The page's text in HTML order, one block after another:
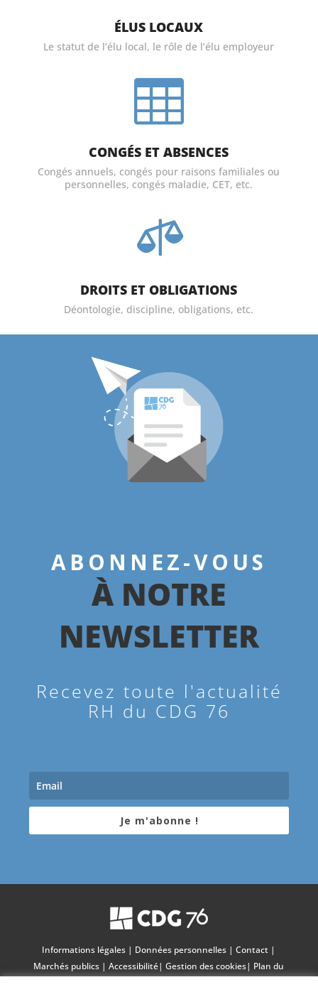
ÉLUS LOCAUX
Le statut de l’élu local, le rôle de l’élu employeur

CONGÉS ET ABSENCES
Congés annuels, congés pour raisons familiales ou
personnelles, congés maladie, CET, etc.

DROITS ET OBLIGATIONS
Déontologie, discipline, obligations, etc.
ABONNEZ-VOUS
À NOTRE
NEWSLETTER
Recevez toute l'actualité
RH du CDG 76
Je m'abonne !
Informations légales | Données personnelles |Contact |
Marchés publics |Accessibilité|Gestion des cookies| Plan du